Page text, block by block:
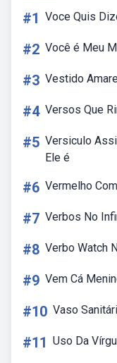
#1 Voce Quis
#2 Você é Meu
#3 Vestido
#4 Versos Que
#5 Versiculo
Ele é
#6 Vermelho
#7 Verbos No
#8 Verbo Watch
#9 Vem Cá
#10 Vaso
#11 Uso Da